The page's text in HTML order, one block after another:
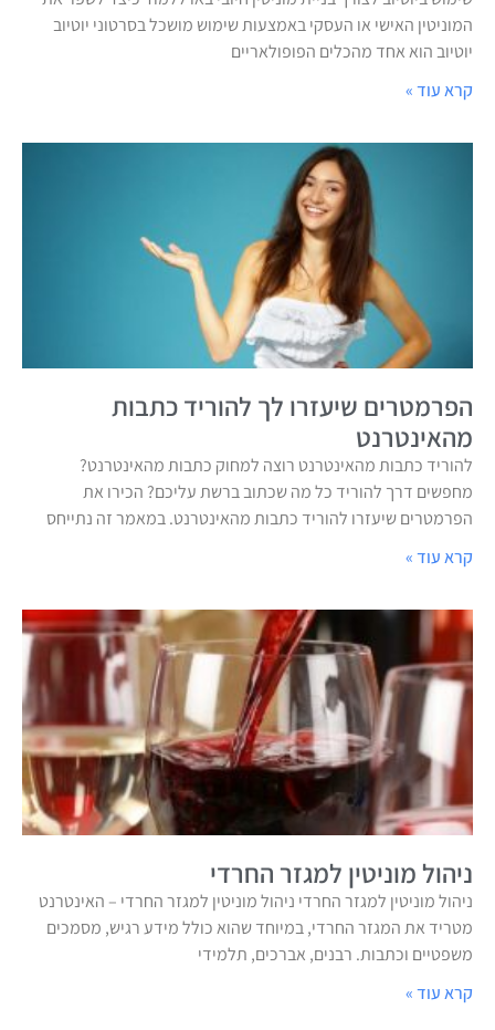
המוניטין האישי או העסקי באמצעות שימוש מושכל בסרטוני יוטיוב
יוטיוב הוא אחד מהכלים הפופולאריים
קרא עוד »
הפרמטרים שיעזרו לך להוריד כתבות
מהאינטרנט
להוריד כתבות מהאינטרנט רוצה למחוק כתבות מהאינטרנט?
מחפשים דרך להוריד כל מה שכתוב ברשת עליכם? הכירו את
הפרמטרים שיעזרו להוריד כתבות מהאינטרנט. במאמר זה נתייחס
קרא עוד »
ניהול מוניטין למגזר החרדי
ניהול מוניטין למגזר החרדי ניהול מוניטין למגזר החרדי – האינטרנט
מטריד את המגזר החרדי, במיוחד שהוא כולל מידע רגיש, מסמכים
משפטיים וכתבות. רבנים, אברכים, תלמידי
קרא עוד »